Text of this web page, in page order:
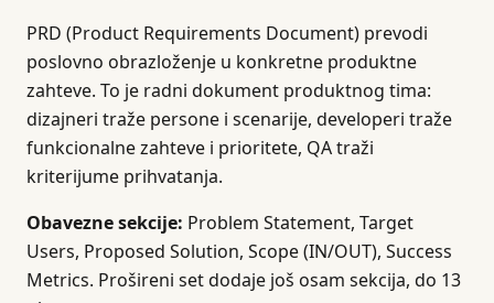
PRD (Product Requirements Document) prevodi
poslovno obrazloženje u konkretne produktne
zahteve. To je radni dokument produktnog tima:
dizajneri traže persone i scenarije, developeri traže
funkcionalne zahteve i prioritete, QA traži
kriterijume prihvatanja.
Obavezne sekcije: Problem Statement, Target
Users, Proposed Solution, Scope (IN/OUT), Success
Metrics. Prošireni set dodaje još osam sekcija, do 13